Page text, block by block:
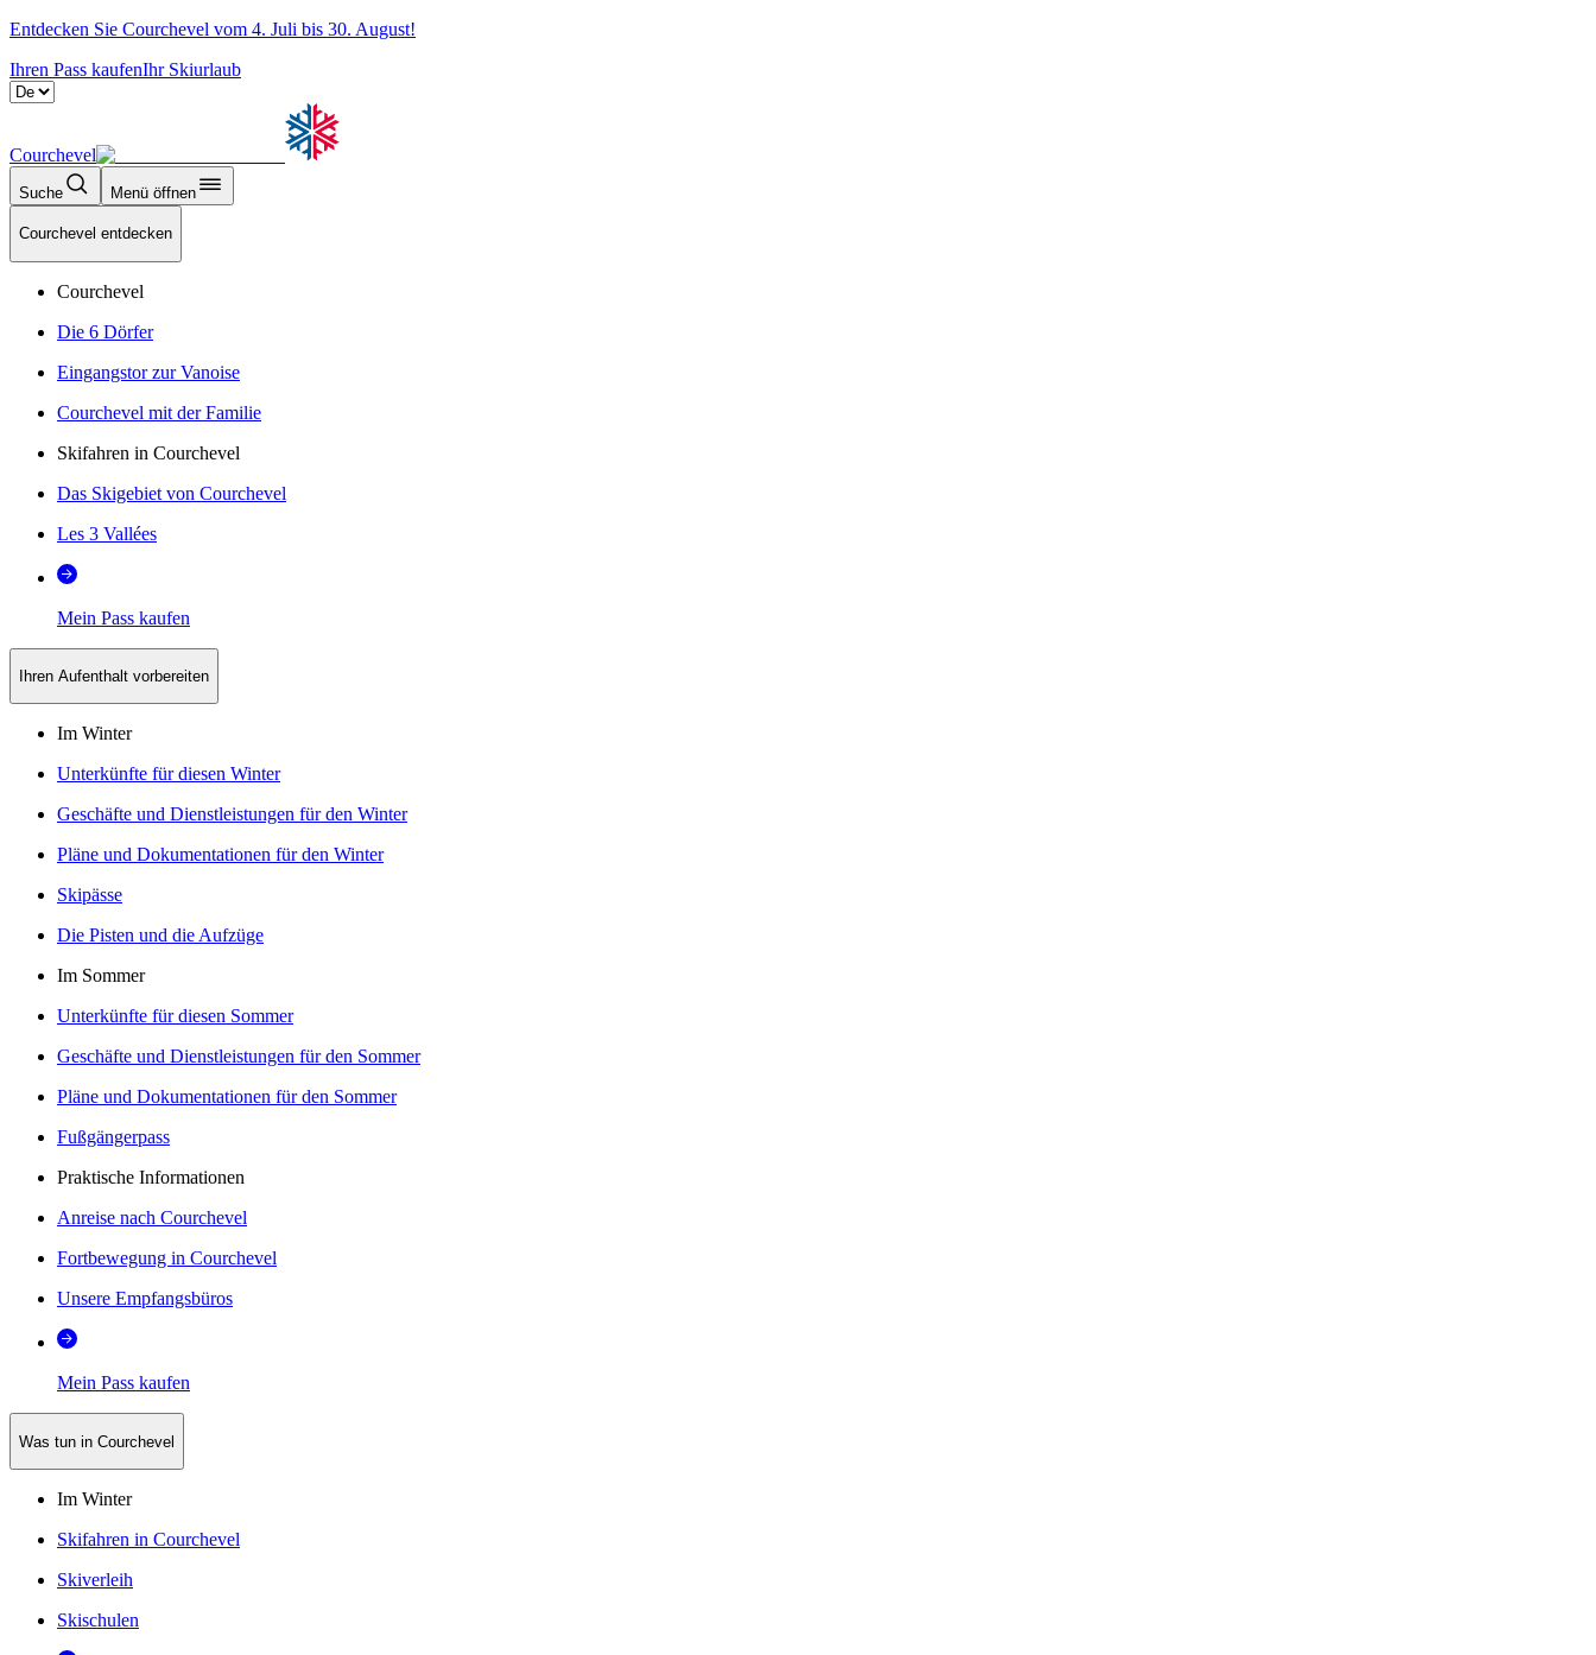
Entdecken Sie Courchevel vom 4. Juli bis 30. August!
Ihren Pass kaufenIhr Skiurlaub
Courchevel
Suche Menü öffnen
Courchevel entdecken
Courchevel
Die 6 Dörfer
Eingangstor zur Vanoise
Courchevel mit der Familie
Skifahren in Courchevel
Das Skigebiet von Courchevel
Les 3 Vallées
Mein Pass kaufen
Ihren Aufenthalt vorbereiten
Im Winter
Unterkünfte für diesen Winter
Geschäfte und Dienstleistungen für den Winter
Pläne und Dokumentationen für den Winter
Skipässe
Die Pisten und die Aufzüge
Im Sommer
Unterkünfte für diesen Sommer
Geschäfte und Dienstleistungen für den Sommer
Pläne und Dokumentationen für den Sommer
Fußgängerpass
Praktische Informationen
Anreise nach Courchevel
Fortbewegung in Courchevel
Unsere Empfangsbüros
Mein Pass kaufen
Was tun in Courchevel
Im Winter
Skifahren in Courchevel
Skiverleih
Skischulen